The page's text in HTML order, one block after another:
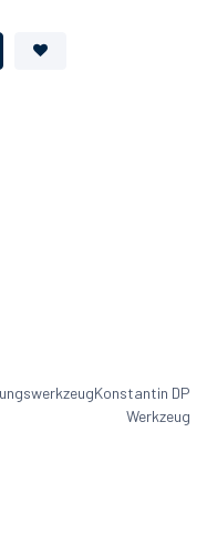
Konstantin DP
Werkzeug